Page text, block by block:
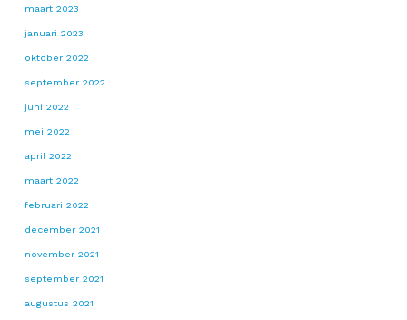
maart 2023
januari 2023
oktober 2022
september 2022
juni 2022
mei 2022
april 2022
maart 2022
februari 2022
december 2021
november 2021
september 2021
augustus 2021